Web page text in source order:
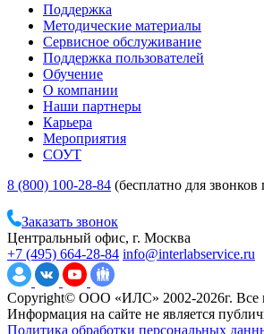
Поддержка
Методические материалы
Сервисное обслуживание
Поддержка пользователей
Обучение
О компании
Наши партнеры
Карьера
Мероприятия
СОУТ
8 (800) 100-28-84 (бесплатно для
Заказать звонок
Центральный офис, г. Москва
+7 (495) 664-28-84 info@interlabservice.ru
Copyright© ООО «ИЛС» 2002-2026г. Все
Информация на сайте не является
Политика обработки персональных